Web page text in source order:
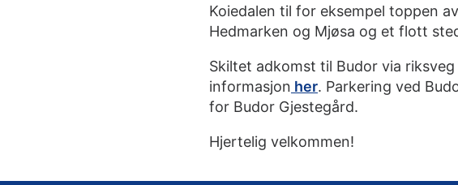
Koiedalen til for eksempel toppen
Hedmarken og Mjøsa og et flott
Skiltet adkomst til Budor via
informasjon her. Parkering ved
for Budor Gjestegård.
Hjertelig velkommen!